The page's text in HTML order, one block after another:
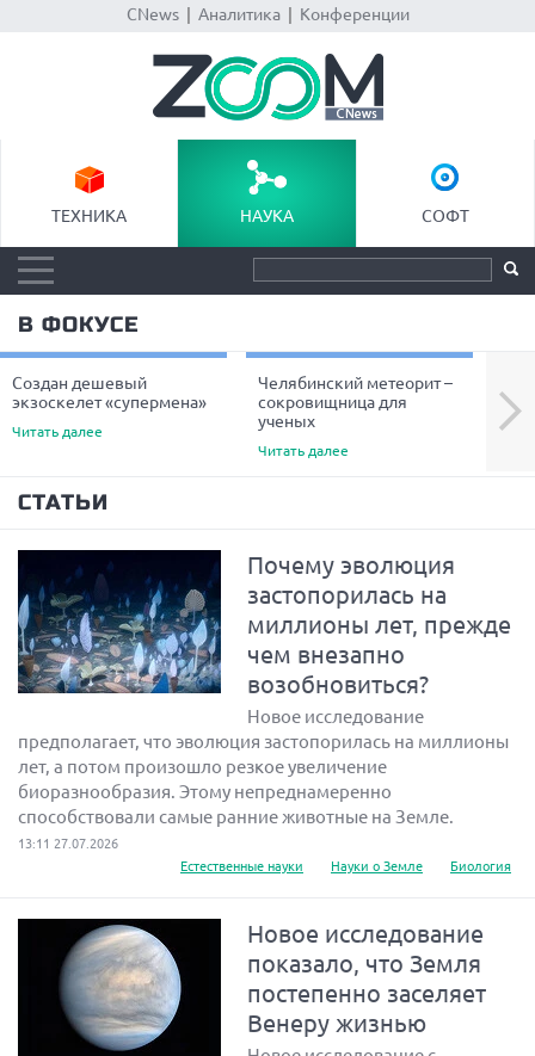
CNews| Аналитика| Конференции
ТЕХНИКА НАУКА СОФТ
В ФОКУСЕ
Создан дешевый
экзоскелет «супермена»
Читать далее
Челябинский метеорит –
сокровищница для
ученых
Читать далее
Next
СТАТЬИ
Почему эволюция
застопорилась на
миллионы лет, прежде
чем внезапно
возобновиться?
Новое исследование
предполагает, что эволюция застопорилась на миллионы
лет, а потом произошло резкое увеличение
биоразнообразия. Этому непреднамеренно
способствовали самые ранние животные на Земле.
13:11 27.07.2026
Естественные науки
Науки о Земле Биология
Новое исследование
показало, что Земля
постепенно заселяет
Венеру жизнью